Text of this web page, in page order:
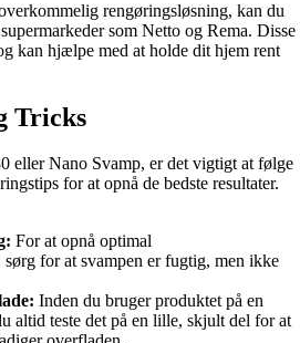
rengøringsløsning, kan du
som Netto og Rema. Disse
kan hjælpe med at holde dit hjem rent
Tricks
eller Nano Svamp, er det vigtigt at følge
for at opnå de bedste resultater.
For at opnå optimal
for at svampen er fugtig, men ikke
Inden du bruger produktet på en
altid teste det på en lille, skjult del for at